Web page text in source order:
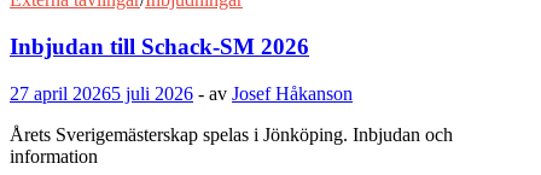
SM
Inbjudan till Schack-SM 2026
27 april 20265 juli 2026 - av Josef Håkanson
Årets Sverigemästerskap spelas i Jönköping. Inbjudan och
information